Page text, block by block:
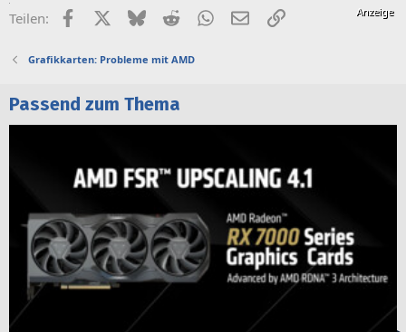
Teilen: FacebookX (Twitter)
BlueskyRedditWhatsApp
E-MailLink
Grafikkarten: Probleme mit AMD
Passend zum Thema